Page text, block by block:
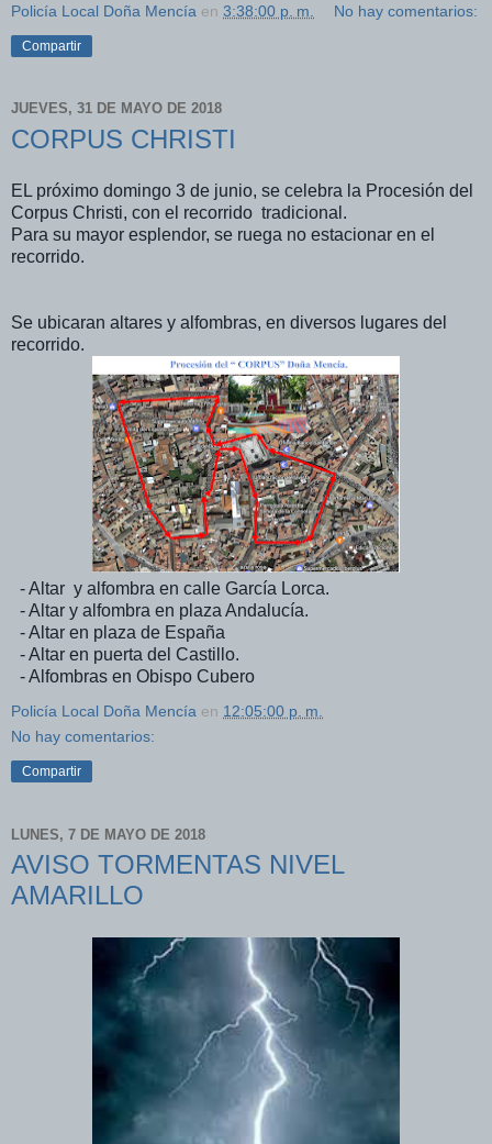
Policía Local Doña Mencía en 3:38:00 p. m. No hay comentarios:
Compartir
JUEVES, 31 DE MAYO DE 2018
CORPUS CHRISTI
EL próximo domingo 3 de junio, se celebra la Procesión del
Corpus Christi, con el recorrido tradicional.
Para su mayor esplendor, se ruega no estacionar en el
recorrido.
Se ubicaran altares y alfombras, en diversos lugares del
recorrido.
- Altar y alfombra en calle García Lorca.
- Altar y alfombra en plaza Andalucía.
- Altar en plaza de España
- Altar en puerta del Castillo.
- Alfombras en Obispo Cubero
Policía Local Doña Mencía en 12:05:00 p. m.
No hay comentarios:
Compartir
LUNES, 7 DE MAYO DE 2018
AVISO TORMENTAS NIVEL
AMARILLO